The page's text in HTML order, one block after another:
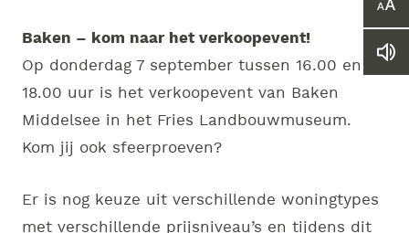
of
Baken – kom naar het verkoopevent!
Op donderdag 7 september tussen 16.00 en
18.00 uur is het verkoopevent van Baken
Middelsee in het Fries Landbouwmuseum.
Kom jij ook sfeerproeven?
Er is nog keuze uit verschillende woningtypes
met verschillende prijsniveau’s en tijdens dit